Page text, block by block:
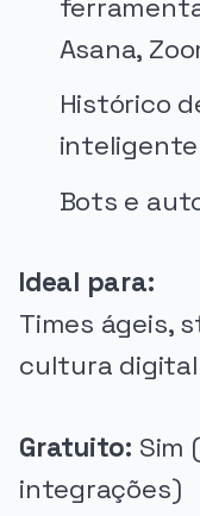
Asana,
Histórico
inteligente
Bots e
Ideal para:
Times ágeis,
cultura
Gratuito: Sim
integrações)